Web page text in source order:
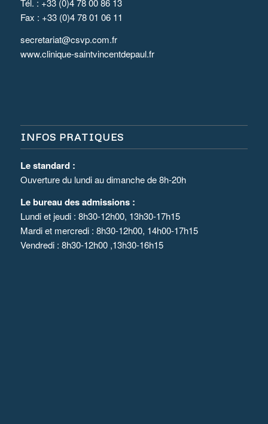
Tél. : +33 (0)4 78 00 86 13
Fax : +33 (0)4 78 01 06 11
secretariat@csvp.com.fr
www.clinique-saintvincentdepaul.fr
INFOS PRATIQUES
Le standard :
Ouverture du lundi au dimanche de 8h-20h
Le bureau des admissions :
Lundi et jeudi : 8h30-12h00, 13h30-17h15
Mardi et mercredi : 8h30-12h00, 14h00-17h15
Vendredi : 8h30-12h00 ,13h30-16h15